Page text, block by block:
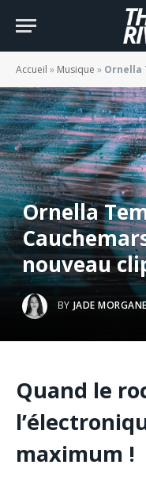
Accueil » Musique » Ornella
Ornella
nouveau
BY JADE
Quand le
maximum !